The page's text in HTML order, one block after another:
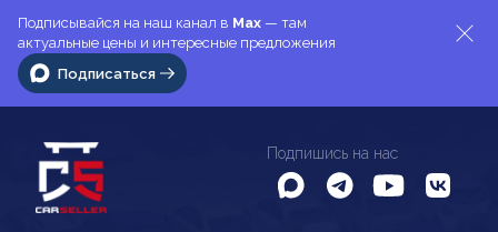
Подписывайся на наш канал в Max — там
актуальные цены и интересные предложения
Подписаться
Подпишись на нас